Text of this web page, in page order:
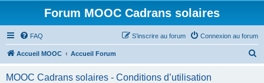
Forum MOOC Cadrans solaires
FAQ Connexion au forum
S’inscrire au forum
Accueil MOOC Accueil Forum
MOOC Cadrans solaires - Conditions d’utilisation